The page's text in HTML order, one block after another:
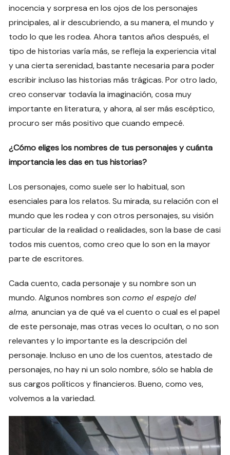
inocencia y sorpresa en los ojos de los personajes
principales, al ir descubriendo, a su manera, el mundo y
todo lo que les rodea. Ahora tantos años después, el
tipo de historias varía más, se refleja la experiencia vital
y una cierta serenidad, bastante necesaria para poder
escribir incluso las historias más trágicas. Por otro lado,
creo conservar todavía la imaginación, cosa muy
importante en literatura, y ahora, al ser más escéptico,
procuro ser más positivo que cuando empecé.
¿Cómo eliges los nombres de tus personajes y cuánta
importancia les das en tus historias?
Los personajes, como suele ser lo habitual, son
esenciales para los relatos. Su mirada, su relación con el
mundo que les rodea y con otros personajes, su visión
particular de la realidad o realidades, son la base de casi
todos mis cuentos, como creo que lo son en la mayor
parte de escritores.
Cada cuento, cada personaje y su nombre son un
mundo. Algunos nombres soncomo el espejo del
alma,anuncian ya de qué va el cuento o cual es el papel
de este personaje, mas otras veces lo ocultan, o no son
relevantes y lo importante es la descripción del
personaje. Incluso en uno de los cuentos, atestado de
personajes, no hay ni un solo nombre, sólo se habla de
sus cargos políticos y financieros. Bueno, como ves,
volvemos a la variedad.